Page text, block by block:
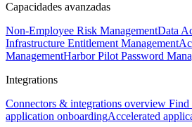
Capacidades avanzadas
Non-Employee Risk ManagementData
Infrastructure Entitlement Management
ManagementHarbor Pilot Password
Integrations
Connectors & integrations overview Find
application onboardingAccelerated